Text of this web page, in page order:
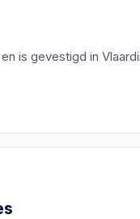
is gevestigd in